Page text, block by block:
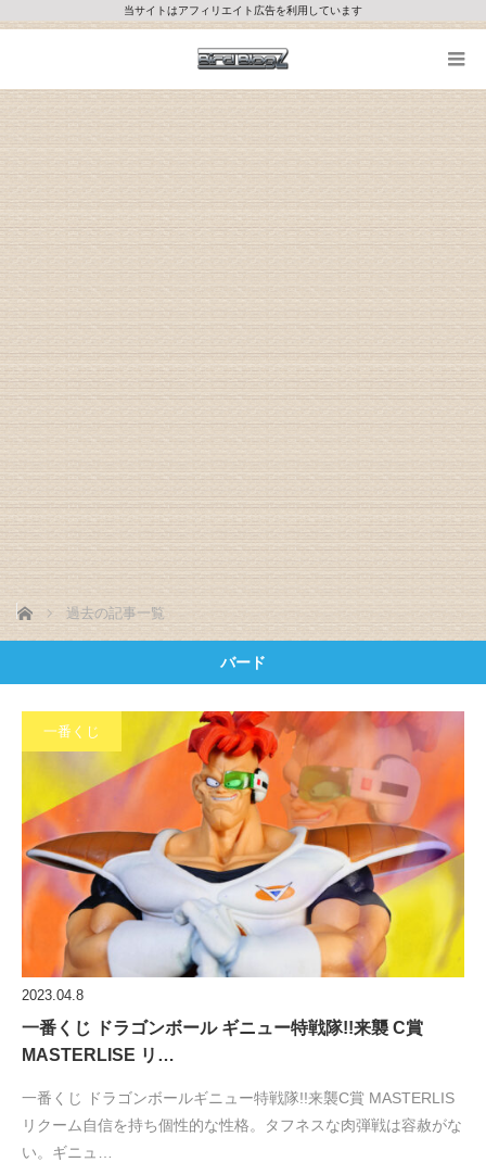
当サイトはアフィリエイト広告を利用しています
ホーム 過去の記事一覧
バード
一番くじ
2023.04.8
一番くじ ドラゴンボール ギニュー特戦隊!!来襲 C賞
MASTERLISE リ…
一番くじ ドラゴンボールギニュー特戦隊!!来襲C賞 MASTERLIS
リクーム自信を持ち個性的な性格。タフネスな肉弾戦は容赦がな
い。ギニュ…